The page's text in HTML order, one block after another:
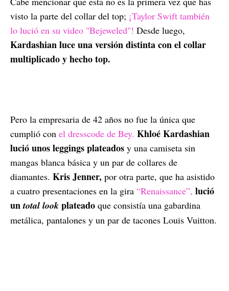
visto la parte del collar del top; ¡Taylor Swift también
lo lució en su video "Bejeweled"! Desde luego,
Kardashian luce una versión distinta con el collar
multiplicado y hecho top.
Pero la empresaria de 42 años no fue la única que
cumplió con el dresscode de Bey. Khloé Kardashian
lució unos leggings plateados y una camiseta sin
mangas blanca básica y un par de collares de
diamantes. Kris Jenner, por otra parte, que ha asistido
a cuatro presentaciones en la gira “Renaissance”, lució
untotal look plateado que consistía una gabardina
metálica, pantalones y un par de tacones Louis Vuitton.